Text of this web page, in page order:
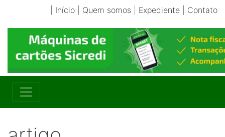
Início Quem somos Expediente Contato